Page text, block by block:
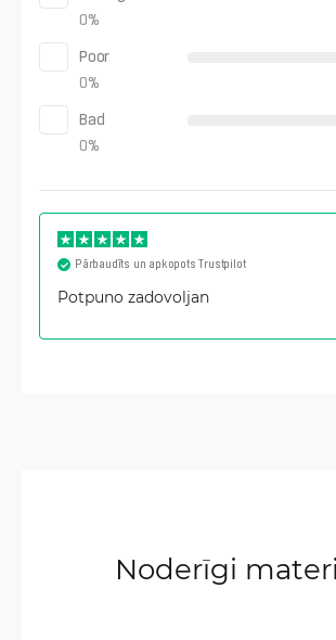
0%
Poor
0%
Bad
0%
Pārbaudīts un apkopots Trustpilot
Potpuno zadovoljan
Noderīgi